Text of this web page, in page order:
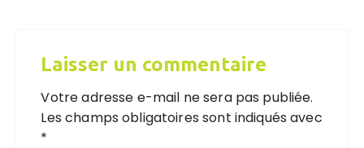
Laisser un commentaire
Votre adresse e-mail ne sera pas publiée.
Les champs obligatoires sont indiqués avec
*